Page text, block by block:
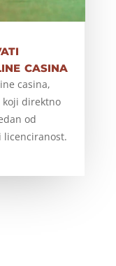
casina
casina,
koji direktno
od